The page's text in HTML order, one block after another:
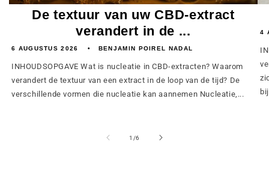
De textuur van uw CBD-extract
verandert in de ...
6 AUGUSTUS 2026 BENJAMIN POIREL NADAL
INHOUDSOPGAVE Wat is nucleatie in CBD-extracten? Waarom
verandert de textuur van een extract in de loop van de tijd? De
verschillende vormen die nucleatie kan aannemen Nucleatie,...
4
1 /van
6